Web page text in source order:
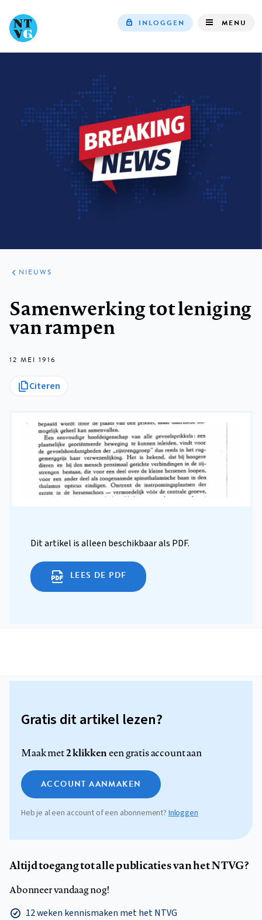
INLOGGEN MENU
ARTIKELEN
HET
KORT
NIEUWS
Samenwerking tot leniging
van rampen
12 MEI 1916
Citeren
Dit artikel is alleen beschikbaar als PDF.
LEES DE PDF
Gratis dit artikel lezen?
Maak met2 klikkeneen gratis account aan
ACCOUNT AANMAKEN
Heb je al een account of een abonnement? Inloggen
Altijd toegang tot alle publicaties van het NTVG?
Abonneer vandaag nog!
12 weken kennismaken met het NTVG